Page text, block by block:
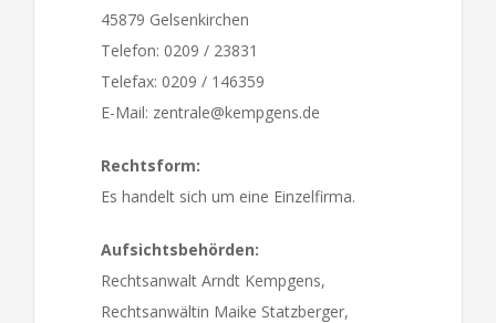
45879 Gelsenkirchen
Telefon: 0209 / 23831
Telefax: 0209 / 146359
E-Mail: zentrale@kempgens.de
Rechtsform:
Es handelt sich um eine Einzelfirma.
Aufsichtsbehörden:
Rechtsanwalt Arndt Kempgens,
Rechtsanwältin Maike Statzberger,